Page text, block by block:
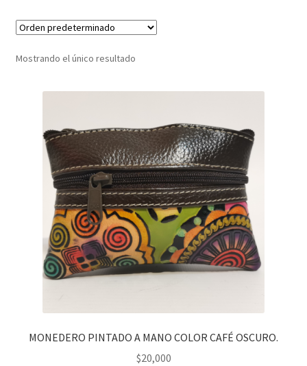
Infantil
Mostrando el único resultado
MONEDERO PINTADO A MANO COLOR CAFÉ OSCURO.
$20,000